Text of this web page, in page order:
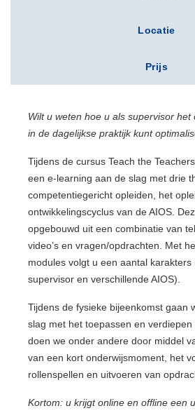
Locatie
Prijs
Wilt u weten hoe u als supervisor het
in de dagelijkse praktijk kunt
Tijdens de cursus Teach the
een e-learning aan de slag met drie
competentiegericht opleiden, het
ontwikkelingscyclus van de AIOS.
opgebouwd uit een combinatie van
video’s en vragen/opdrachten. Met
modules volgt u een aantal karakters
supervisor en verschillende AIOS).
Tijdens de fysieke bijeenkomst gaan
slag met het toepassen en
doen we onder andere door middel
van een kort onderwijsmoment, het
rollenspellen en uitvoeren van
Kortom: u krijgt online en offline een